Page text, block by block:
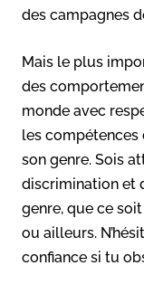
des campagnes
Mais le plus
des
monde avec
les compétences
son genre. Sois
discrimination et
genre, que ce
ou ailleurs.
confiance si tu